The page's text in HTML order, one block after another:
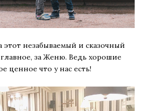
этот незабываемый и сказочный
за Женю. Ведь хорошие
ценное что у нас есть!